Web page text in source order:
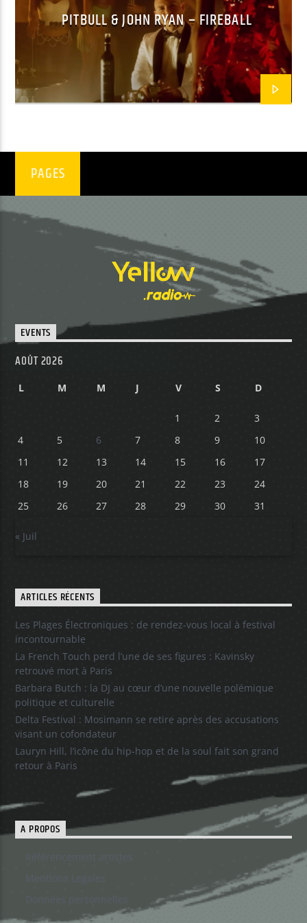
EN CE MOMENT
EVERYBODY'S GOT TO LEARN SOMETIME
MARTIN IKIN
EMISSION EN COURS
NON-STOP MUSIC
09:00 11:59
UPCOMING SHOW
NON-STOP MUSIC
13:59
Yellow Radio
Yellow Party
PITBULL & JOHN RYAN – FIREBALL
PAGES
EVENTS
AOÛT 2026
L M M J V S D
1 2
3
4
5 6 7 8 9
10
11
12 13 14 15 16
17
18
19 20 21 22 23
24
25
26 27 28 29 30 31
« Juil
ARTICLES RÉCENTS
Les Plages Électroniques : de rendez-vous local à festival
incontournable
La French Touch perd l’une de ses figures : Kavinsky
retrouvé mort à Paris
Barbara Butch : la DJ au cœur d’une nouvelle polémique
politique et culturelle
Delta Festival : Mosimann se retire après des accusations
visant un cofondateur
Lauryn Hill, l’icône du hip-hop et de la soul fait son grand
retour à Paris
A PROPOS